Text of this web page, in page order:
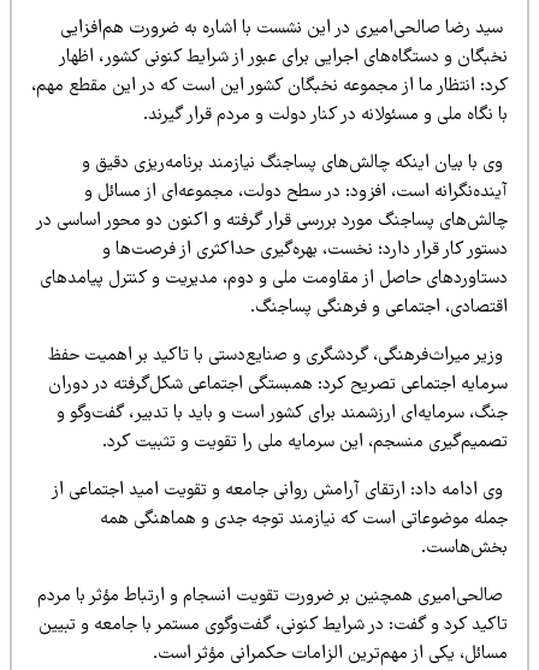
رضا صالحی‌امیری در این نشست با اشاره به ضرورت هم‌افزایی
و دستگاه‌های اجرایی برای عبور از شرایط کنونی کشور، اظهار
انتظار ما از مجموعه نخبگان کشور این است که در این مقطع مهم،
نگاه ملی و مسئولانه در کنار دولت و مردم قرار گیرند.
با بیان اینکه چالش‌های پساجنگ نیازمند برنامه‌ریزی دقیق و
است، افزود: در سطح دولت، مجموعه‌ای از مسائل و
پساجنگ مورد بررسی قرار گرفته و اکنون دو محور اساسی در
کار قرار دارد؛ نخست، بهره‌گیری حداکثری از فرصت‌ها و
حاصل از مقاومت ملی و دوم، مدیریت و کنترل پیامدهای
اجتماعی و فرهنگی پساجنگ.
میراث‌فرهنگی، گردشگری و صنایع‌دستی با تاکید بر اهمیت حفظ
اجتماعی تصریح کرد: همبستگی اجتماعی شکل‌گرفته در دوران
سرمایه‌ای ارزشمند برای کشور است و باید با تدبیر، گفت‌وگو و
منسجم، این سرمایه ملی را تقویت و تثبیت کرد.
ادامه داد: ارتقای آرامش روانی جامعه و تقویت امید اجتماعی از
موضوعاتی است که نیازمند توجه جدی و هماهنگی همه
همچنین بر ضرورت تقویت انسجام و ارتباط مؤثر با مردم
کرد و گفت: در شرایط کنونی، گفت‌وگوی مستمر با جامعه و تبیین
یکی از مهم‌ترین الزامات حکمرانی مؤثر است.